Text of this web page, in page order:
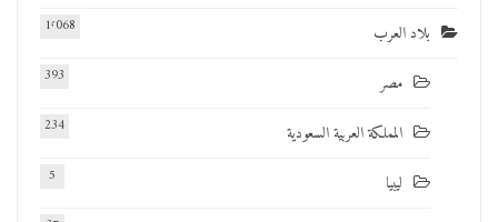
بلاد العرب 1٬068
مصر 393
المملكة العربية السعودية 234
ليبيا 5